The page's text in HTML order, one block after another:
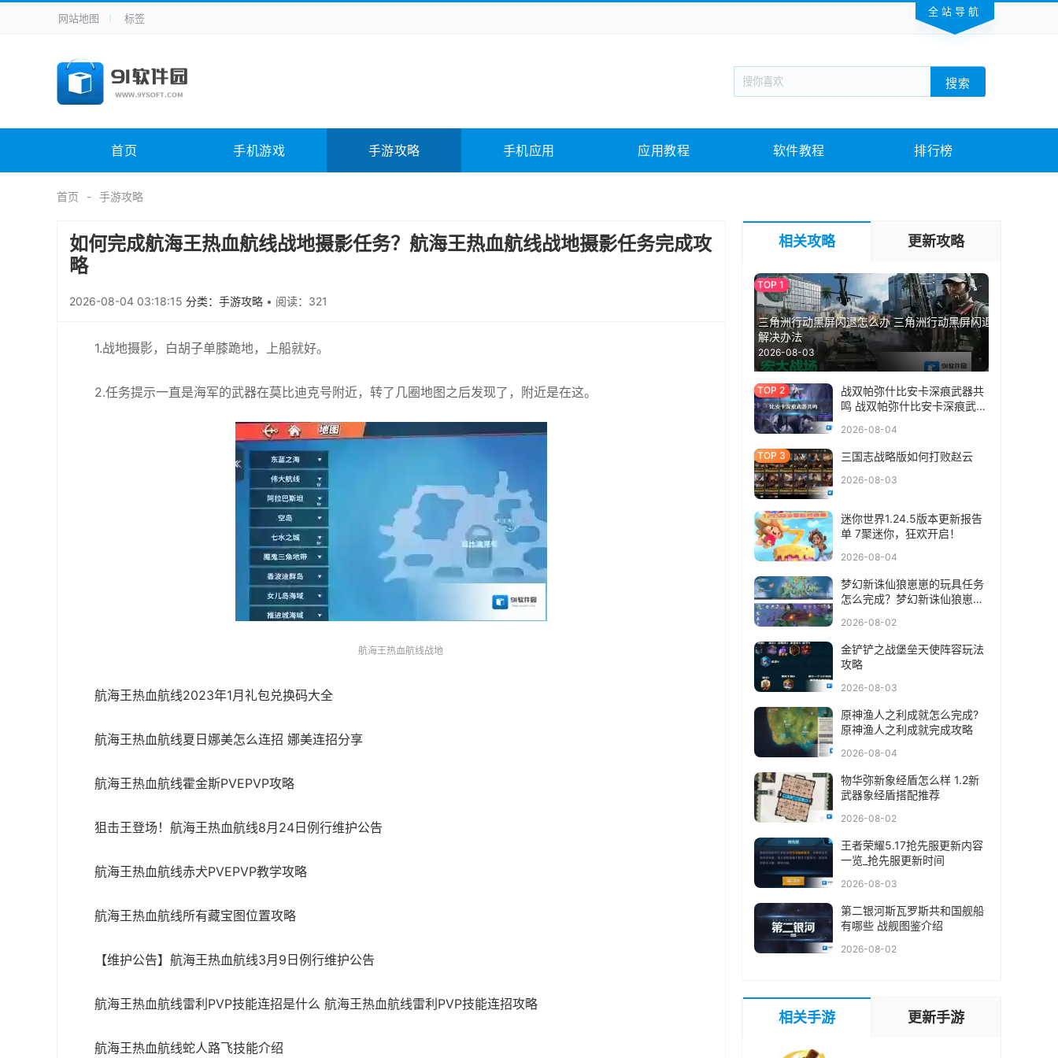
手机应用 新闻阅读 旅游出行 生活实用
手机游戏 H5游戏 回合网游 战棋游戏 枪战射击
电脑软件 其它类别 图形软件 安全相关 应用软件 影音软件 插件下载 教育教学 游戏娱乐 系统软件 素材下载
未分类 综合其它
全站导航
网站地图 标签
搜索
首页 手机游戏 手游攻略 手机应用 应用教程 软件教程 排行榜
首页 手游攻略
如何完成航海王热血航线战地摄影任务？航海王热血航线战地摄影任务完成攻
略
2026-08-04 03:18:15 分类：手游攻略 • 阅读：321
1.战地摄影，白胡子单膝跪地，上船就好。
2.任务提示一直是海军的武器在莫比迪克号附近，转了几圈地图之后发现了，附近是在这。
航海王热血航线战地
航海王热血航线2023年1月礼包兑换码大全
航海王热血航线夏日娜美怎么连招 娜美连招分享
航海王热血航线霍金斯PVEPVP攻略
狙击王登场！航海王热血航线8月24日例行维护公告
航海王热血航线赤犬PVEPVP教学攻略
航海王热血航线所有藏宝图位置攻略
【维护公告】航海王热血航线3月9日例行维护公告
航海王热血航线雷利PVP技能连招是什么 航海王热血航线雷利PVP技能连招攻略
航海王热血航线蛇人路飞技能介绍
相关攻略 更新攻略
三角洲行动黑屏闪退怎么办 三角洲行动黑屏闪退
解决办法
2026-08-03
战双帕弥什比安卡深痕武器共
鸣 战双帕弥什比安卡深痕武器
2026-08-04
三国志战略版如何打败赵云
2026-08-03
迷你世界1.24.5版本更新报告
单 7聚迷你，狂欢开启！
2026-08-04
梦幻新诛仙狼崽崽的玩具任务
怎么完成？梦幻新诛仙狼崽崽
2026-08-02
金铲铲之战堡垒天使阵容玩法
攻略
2026-08-03
原神渔人之利成就怎么完成?
原神渔人之利成就完成攻略
2026-08-04
物华弥新象经盾怎么样 1.2新
武器象经盾搭配推荐
2026-08-02
王者荣耀5.17抢先服更新内容
一览_抢先服更新时间
2026-08-03
第二银河斯瓦罗斯共和国舰船
有哪些 战舰图鉴介绍
2026-08-02
相关手游 更新手游